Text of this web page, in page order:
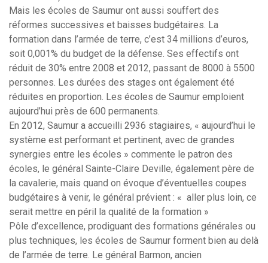
Mais les écoles de Saumur ont aussi souffert des
réformes successives et baisses budgétaires. La
formation dans l’armée de terre, c’est 34 millions d’euros,
soit 0,001% du budget de la défense. Ses effectifs ont
réduit de 30% entre 2008 et 2012, passant de 8000 à 5500
personnes. Les durées des stages ont également été
réduites en proportion. Les écoles de Saumur emploient
aujourd’hui près de 600 permanents.
En 2012, Saumur a accueilli 2936 stagiaires, « aujourd’hui le
système est performant et pertinent, avec de grandes
synergies entre les écoles » commente le patron des
écoles, le général Sainte-Claire Deville, également père de
la cavalerie, mais quand on évoque d’éventuelles coupes
budgétaires à venir, le général prévient : « aller plus loin, ce
serait mettre en péril la qualité de la formation »
Pôle d’excellence, prodiguant des formations générales ou
plus techniques, les écoles de Saumur forment bien au delà
de l’armée de terre. Le général Barmon, ancien